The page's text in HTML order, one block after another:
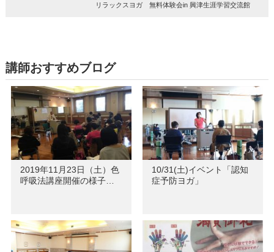
リラックスヨガ 無料体験会in 興津生涯学習交流館
講師おすすめブログ
2019年11月23日（土）色
呼吸法講座開催の様子…
10/31(土)イベント「認知
症予防ヨガ」